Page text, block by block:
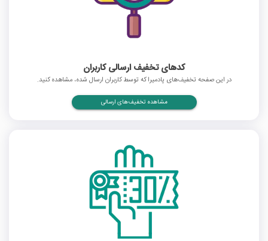
کدهای تخفیف ارسالی کاربران
در این صفحه تخفیف‌های پادمیرا که توسط کاربران ارسال شده، مشاهده کنید.
مشاهده تخفیف‌های ارسالی